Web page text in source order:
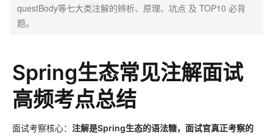
questBody等七大类注解的辨析、原理、坑点 及 TOP10 必背
题。
Spring生态常见注解面试
高频考点总结
面试考察核心： 注解是Spring生态的语法糖，面试官真正考察的